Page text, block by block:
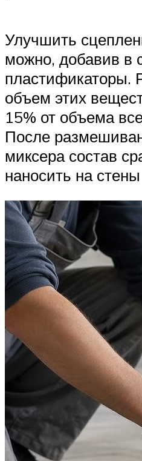
Улучшить
можно, добавив в
пластификаторы.
объем этих
15% от объема
После
миксера состав
наносить на